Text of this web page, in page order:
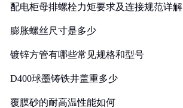
配电柜母排螺栓力矩要求及连接规范详解
膨胀螺丝尺寸是多少
镀锌方管有哪些常见规格和型号
D400球墨铸铁井盖重多少
覆膜砂的耐高温性能如何